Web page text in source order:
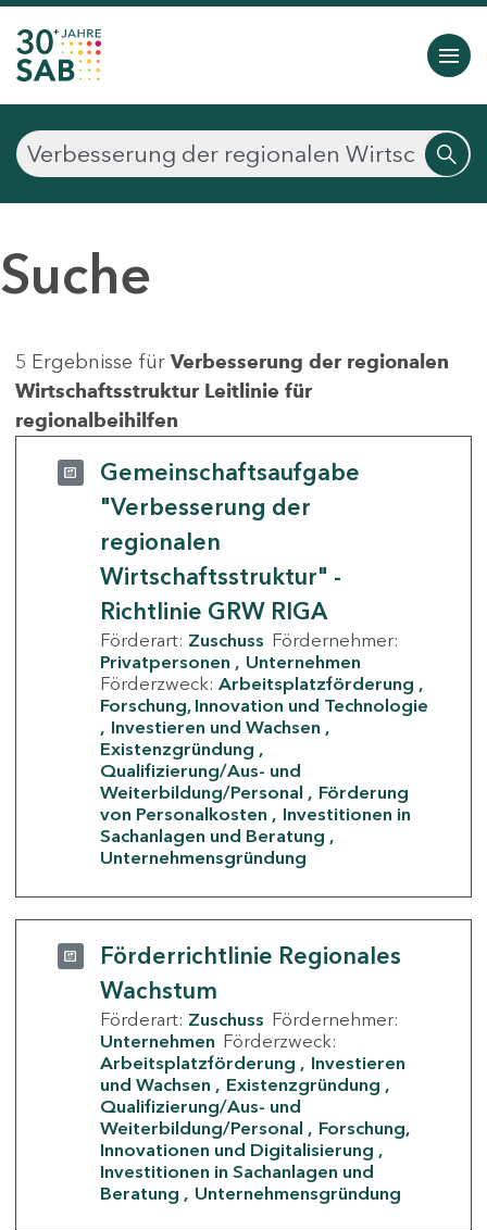
Suche
5 Ergebnisse für Verbesserung der regionalen
Wirtschaftsstruktur Leitlinie für
regionalbeihilfen
Gemeinschaftsaufgabe
"Verbesserung der
regionalen
Wirtschaftsstruktur" -
Richtlinie GRW RIGA
Förderart: Zuschuss Fördernehmer:
Privatpersonen
Unternehmen
Förderzweck: Arbeitsplatzförderung
Forschung, Innovation und Technologie
Investieren und Wachsen
Existenzgründung
Qualifizierung/Aus- und
Weiterbildung/Personal
Förderung
von Personalkosten
Investitionen in
Sachanlagen und Beratung
Unternehmensgründung
Förderrichtlinie Regionales
Wachstum
Förderart: Zuschuss Fördernehmer:
Unternehmen Förderzweck:
Arbeitsplatzförderung
Investieren
und Wachsen
Existenzgründung
Qualifizierung/Aus- und
Weiterbildung/Personal
Forschung,
Innovationen und Digitalisierung
Investitionen in Sachanlagen und
Beratung
Unternehmensgründung